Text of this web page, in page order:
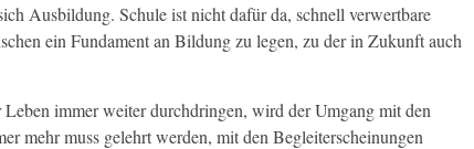
Ausbildung. Schule ist nicht dafür da, schnell verwertbare
ein Fundament an Bildung zu legen, zu der in Zukunft auch
immer weiter durchdringen, wird der Umgang mit den
mehr muss gelehrt werden, mit den Begleiterscheinungen